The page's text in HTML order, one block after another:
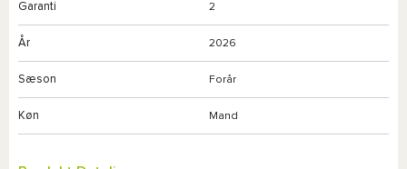
Garanti 2
År 2026
Sæson Forår
Køn Mand